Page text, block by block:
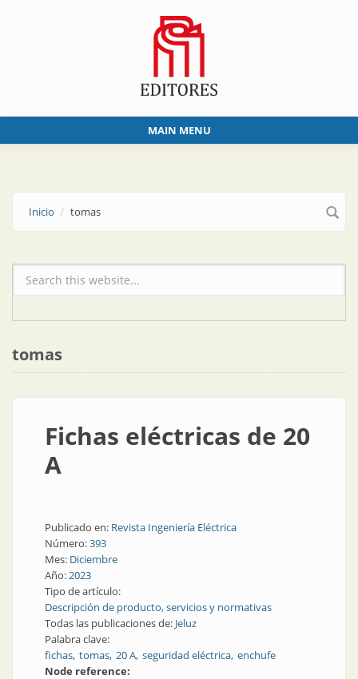
MAIN MENU
Inicio tomas
Formulario de búsqueda
tomas
Fichas eléctricas de 20
A
Publicado en: Revista Ingeniería Eléctrica
Número:393
Mes: Diciembre
Año:2023
Tipo de artículo:
Descripción de producto, servicios y normativas
Todas las publicaciones de: Jeluz
Palabra clave:
fichas tomas 20 A seguridad eléctrica enchufe
Node reference: